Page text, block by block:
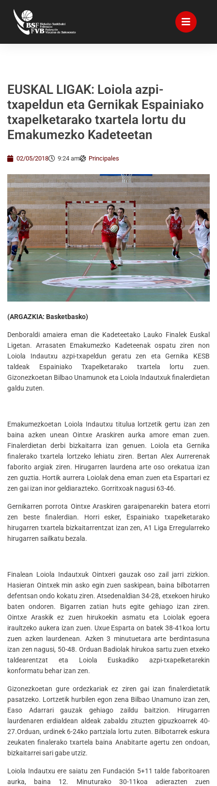
EUSKAL LIGAK: Loiola azpi-
txapeldun eta Gernikak Espainiako
txapelketarako txartela lortu du
Emakumezko Kadeteetan
02/05/2018 9:24 am Principales
(ARGAZKIA: Basketbasko)
Denboraldi amaiera eman die Kadeteetako Lauko Finalek Euskal
Ligetan. Arrasaten Emakumezko Kadeteenak ospatu ziren non
Loiola Indautxu azpi-txapeldun geratu zen eta Gernika KESB
taldeak Espainiako Txapelketarako txartela lortu zuen.
Gizonezkoetan Bilbao Unamunok eta Loiola Indautxuk finalerdietan
galdu zuten.
Emakumezkoetan Loiola Indautxu titulua lortzetik gertu izan zen
baina azken unean Ointxe Araskiren aurka amore eman zuen.
Finalerdietan derbi bizkaitarra izan genuen. Loiola eta Gernika
finalerako txartela lortzeko lehiatu ziren. Bertan Alex Aurrerenak
faborito argiak ziren. Hirugarren laurdena arte oso orekatua izan
zen guztia. Hortik aurrera Loiolak dena eman zuen eta Espartari ez
zen gai izan inor geldiarazteko. Gorritxoak nagusi 63-46.
Gernikarren porrota Ointxe Araskiren garaipenarekin batera etorri
zen beste finalerdian. Horri esker, Espainiako txapelketarako
hirugarren txartela bizkaitarrentzat izan zen, A1 Liga Erregularreko
hirugarren sailkatu bezala.
Finalean Loiola Indautxuk Ointxeri gauzak oso zail jarri zizkion.
Hasieran Ointxek min asko egin zuen saskipean, baina bilbotarren
defentsan ondo kokatu ziren. Atsedenaldian 34-28, etxekoen hiruko
baten ondoren. Bigarren zatian huts egite gehiago izan ziren.
Ointxe Araskik ez zuen hirukoekin asmatu eta Loiolak egoera
iraultzeko aukera izan zuen. Uxue Esparta on batek 38-41koa lortu
zuen azken laurdenean. Azken 3 minutuetara arte berdintasuna
izan zen nagusi, 50-48. Orduan Badiolak hirukoa sartu zuen etxeko
taldearentzat eta Loiola Euskadiko azpi-txapelketarekin
konformatu behar izan zen.
Gizonezkoetan gure ordezkariak ez ziren gai izan finalerdietatik
pasatzeko. Lortzetik hurbilen egon zena Bilbao Unamuno izan zen,
Easo Adarrari gauzak gehiago zaildu baitzion. Hirugarren
laurdenaren erdialdean aldeak zabaldu zituzten gipuzkoarrek 40-
27.Orduan, urdinek 6-24ko partziala lortu zuten. Bilbotarrek eskura
zeukaten finalerako txartela baina Anabitarte agertu zen ondoan,
bizkaitarrei sari gabe utziz.
Loiola Indautxu ere saiatu zen Fundación 5+11 talde faboritoaren
aurka, baina 12. Minuturako 30-11koa adierazten zuen